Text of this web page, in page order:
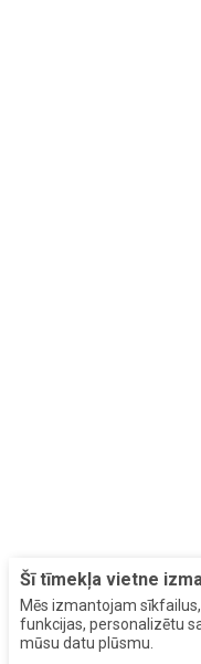
Šī tīmekļa vietne
Mēs izmantojam
funkcijas, personalizētu
mūsu datu plūsmu.